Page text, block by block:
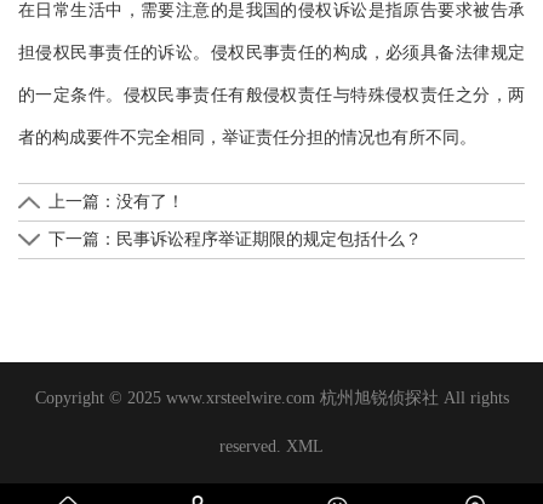
在日常生活中，需要注意的是我国的侵权诉讼是指原告要求被告承
担侵权民事责任的诉讼。侵权民事责任的构成，必须具备法律规定
的一定条件。侵权民事责任有般侵权责任与特殊侵权责任之分，两
者的构成要件不完全相同，举证责任分担的情况也有所不同。
上一篇：没有了！
下一篇： 民事诉讼程序举证期限的规定包括什么？
Copyright © 2025 www.xrsteelwire.com 杭州旭锐侦探社 All rights
reserved. XML